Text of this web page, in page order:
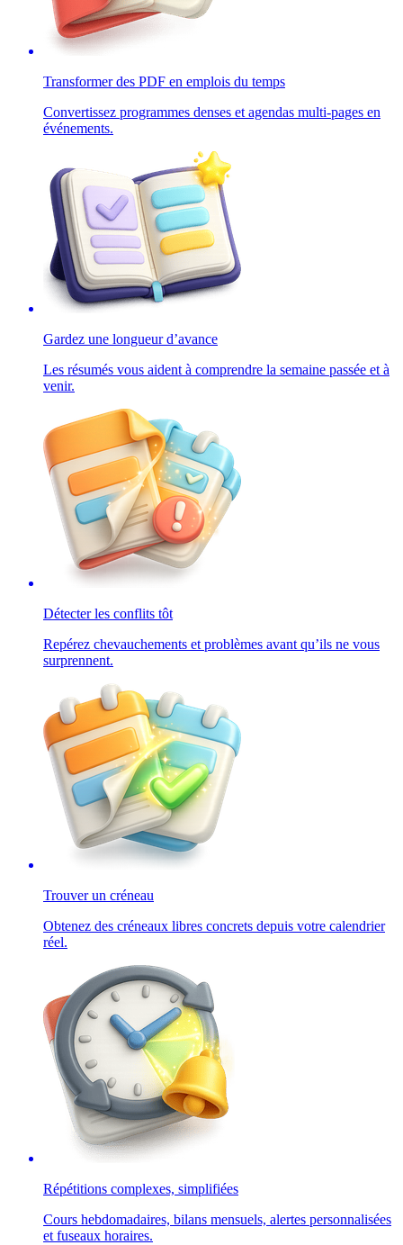
Transformer des PDF en emplois du temps
Convertissez programmes denses et agendas multi-pages en
événements.
Gardez une longueur d’avance
Les résumés vous aident à comprendre la semaine passée et à
venir.
Détecter les conflits tôt
Repérez chevauchements et problèmes avant qu’ils ne vous
surprennent.
Trouver un créneau
Obtenez des créneaux libres concrets depuis votre calendrier
réel.
Répétitions complexes, simplifiées
Cours hebdomadaires, bilans mensuels, alertes personnalisées
et fuseaux horaires.